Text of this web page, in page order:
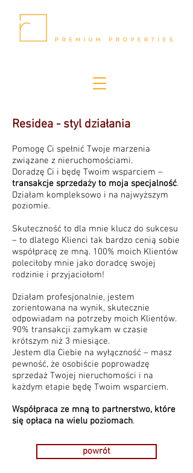
Residea - styl działania​
Pomogę Ci spełnić Twoje marzenia
związane z nieruchomościami.
Doradzę Ci i będę Twoim wsparciem –
transakcje sprzedaży to moja specjalność.
Działam kompleksowo i na najwyższym
poziomie.
Skuteczność to dla mnie klucz do sukcesu
– to dlatego Klienci tak bardzo cenią sobie
współpracę ze mną. 100% moich Klientów
poleciłoby mnie jako doradcę swojej
rodzinie i przyjaciołom!
Działam profesjonalnie, jestem
zorientowana na wynik, skutecznie
odpowiadam na potrzeby moich Klientów.
90% transakcji zamykam w czasie
krótszym niż 3 miesiące.
Jestem dla Ciebie na wyłączność – masz
pewność, że osobiście poprowadzę
sprzedaż Twojej nieruchomości i na
każdym etapie będę Twoim wsparciem.
Współpraca ze mną to partnerstwo, które
się opłaca na wielu poziomach.
powrót